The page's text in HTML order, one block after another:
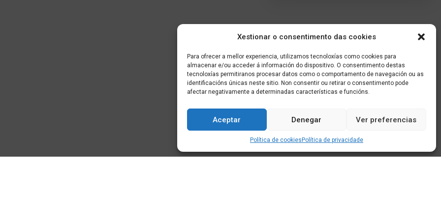
Xestionar o consentimento das cookies
Para ofrecer a mellor experiencia, utilizamos tecnoloxías como cookies para
almacenar e/ou acceder á información do dispositivo. O consentimento destas
tecnoloxías permitiranos procesar datos como o comportamento de navegación ou as
identificacións únicas neste sitio. Non consentir ou retirar o consentimento pode
afectar negativamente a determinadas características e funcións.
Aceptar Denegar Ver preferencias
Política de cookies Política de privacidade